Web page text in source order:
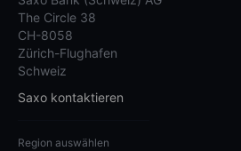
The Circle 38
CH-8058
Zürich-Flughafen
Schweiz
Saxo kontaktieren
Region auswählen